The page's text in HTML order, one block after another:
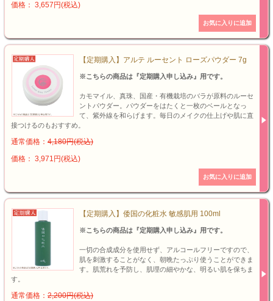
価格： 3,657円(税込)
【定期購入】アルテ ルーセント ローズパウダー 7g
※こちらの商品は『定期購入申し込み』用です。
カモマイル、真珠、国産・有機栽培のバラが原料のルーセ
ントパウダー。パウダーをはたくと一枚のベールとなっ
て、紫外線を和らげます。毎日のメイクの仕上げや肌に直
接つけるのもおすすめ。
通常価格： 4,180円(税込)
価格： 3,971円(税込)
【定期購入】倭国の化粧水 敏感肌用 100ml
※こちらの商品は『定期購入申し込み』用です。
一切の合成成分を使用せず、アルコールフリーですので、
肌を刺激することがなく、朝晩たっぷり使うことができま
す。肌荒れを予防し、肌理の細やかな、明るい肌を保ちま
す。
通常価格： 2,200円(税込)